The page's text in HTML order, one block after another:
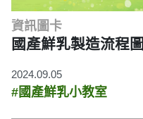
資訊圖卡
國產鮮乳製造流程圖
2024.09.05
#國產鮮乳小教室